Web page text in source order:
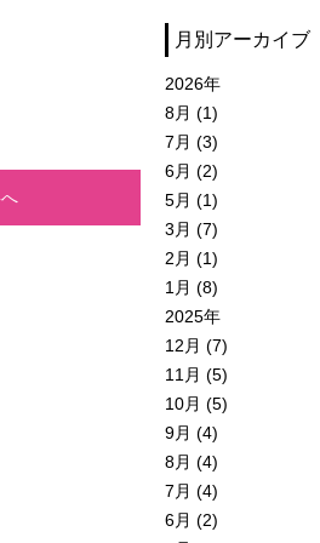
月別アーカイブ
2026年
8月 (1)
7月 (3)
6月 (2)
5月 (1)
3月 (7)
2月 (1)
1月 (8)
2025年
12月 (7)
11月 (5)
10月 (5)
9月 (4)
8月 (4)
7月 (4)
6月 (2)